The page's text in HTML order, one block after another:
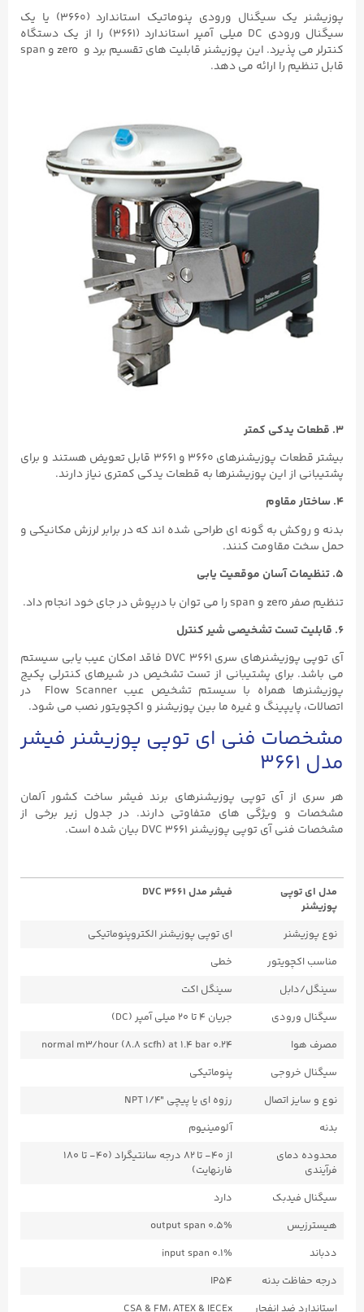
پوزیشنر یک سیگنال ورودی پنوماتیک استاندارد (۳۶۶۰) یا یک
سیگنال ورودی DC میلی آمپر استاندارد (۳۶۶۱) را از یک دستگاه
کنترلر می پذیرد. این پوزیشنر قابلیت های تقسیم برد و zero و span
قابل تنظیم را ارائه می دهد.
۳. قطعات یدکی کمتر
بیشتر قطعات پوزیشنرهای ۳۶۶۰ و ۳۶۶۱ قابل تعویض هستند و برای
پشتیبانی از این پوزیشنرها به قطعات یدکی کمتری نیاز دارند.
۴. ساختار مقاوم
بدنه و روکش به گونه ای طراحی شده اند که در برابر لرزش مکانیکی و
حمل سخت مقاومت کنند.
۵. تنظیمات آسان موقعیت یابی
تنظیم صفر zero و span را می توان با درپوش در جای خود انجام داد.
۶. قابلیت تست تشخیصی شیر کنترل
آی توپی پوزیشنرهای سری DVC ۳۶۶۱ فاقد امکان عیب یابی سیستم
می باشد. برای پشتیبانی از تست تشخیص در شیرهای کنترلی پکیج
پوزیشنرها همراه با سیستم تشخیص عیب Flow Scanner در
اتصالات، پایپینگ و غیره ما بین پوزیشنر و اکچویتور نصب می شود.
مشخصات فنی ای توپی پوزیشنر فیشر
مدل ۳۶۶۱
هر سری از آی توپی پوزیشنرهای برند فیشر ساخت کشور آلمان
مشخصات و ویژگی های متفاوتی دارند. در جدول زیر برخی از
مشخصات فنی آی توپی پوزیشنر DVC ۳۶۶۱ بیان شده است.
مدل ای توپی
پوزیشنر
فیشر مدل DVC ۳۶۶۱
نوع پوزیشنر
ای توپی پوزیشنر الکتروپنوماتیکی
مناسب اکچویتور
خطی
سینگل/دابل
سینگل اکت
سیگنال ورودی
جریان ۴ تا ۲۰ میلی آمپر (DC)
مصرف هوا
0.24 normal m3/hour (8.8 scfh) at 1.4 bar
سیگنال خروجی
پنوماتیکی
نوع و سایز اتصال
رزوه ای یا پیچی "۱/۴ NPT
بدنه
آلومینیوم
محدوده دمای
فرآیندی
از ۴۰- تا ۸۲ درجه سانتیگراد (۴۰- تا ۱۸۰
فارنهایت)
سیگنال فیدبک
دارد
هیسترزیس
0.5% output span
ددباند
0.1% input span
درجه حفاظت بدنه
IP54